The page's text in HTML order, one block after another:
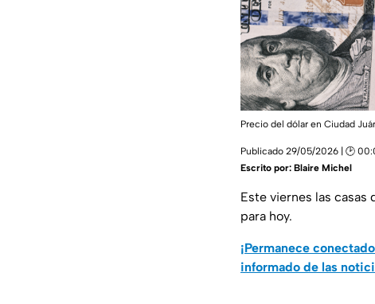
Precio del dólar en Ciudad
Publicado 29/05/2026 | 🕑
Escrito por: Blaire Michel
Este viernes las
para hoy.
¡Permanece
informado de las